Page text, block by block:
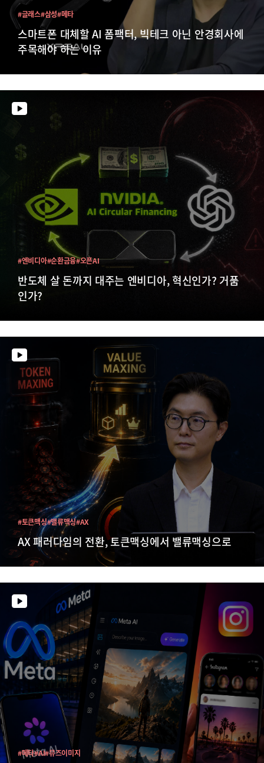
스마트폰 대체할 AI 폼팩터, 빅테크 아닌 안경회사에
주목해야 하는 이유
#글래스#삼성#메타
반도체 살 돈까지 대주는 엔비디아, 혁신인가? 거품
인가?
#엔비디아#순환금융#오픈AI
AX 패러다임의 전환, 토큰맥싱에서 밸류맥싱으로
#토큰맥싱#밸류맥싱#AX
#메타#AI#뮤즈이미지